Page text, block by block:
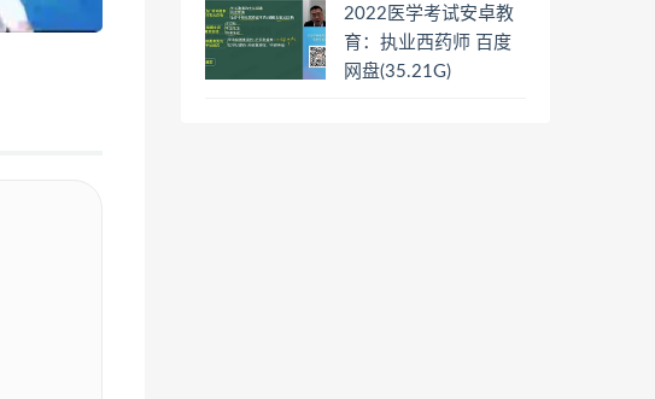
2022医学考试安卓教
育：执业西药师 百度
网盘(35.21G)